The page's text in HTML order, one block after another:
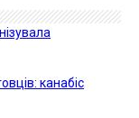
канабіс